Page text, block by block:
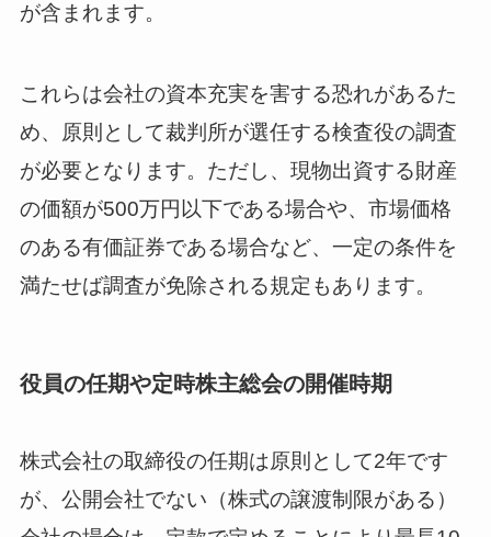
が含まれます。
これらは会社の資本充実を害する恐れがあるた
め、原則として裁判所が選任する検査役の調査
が必要となります。ただし、現物出資する財産
の価額が500万円以下である場合や、市場価格
のある有価証券である場合など、一定の条件を
満たせば調査が免除される規定もあります。
役員の任期や定時株主総会の開催時期
株式会社の取締役の任期は原則として2年です
が、公開会社でない（株式の譲渡制限がある）